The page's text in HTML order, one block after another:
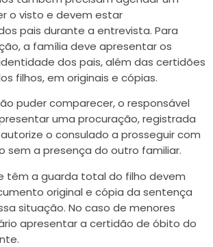
o visto e devem estar
pais durante a entrevista. Para
a família deve apresentar os
dos pais, além das certidões
filhos, em originais e cópias.
puder comparecer, o responsável
uma procuração, registrada
o consulado a prosseguir com
sem a presença do outro familiar.
têm a guarda total do filho devem
original e cópia da sentença
situação. No caso de menores
apresentar a certidão de óbito do